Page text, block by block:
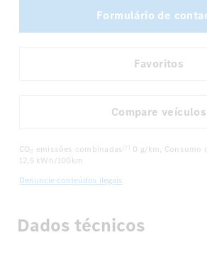
Dados técnicos
Formulário de
Favoritos
Compare veículos
CO2 emissões combinadas [7] 0 g/km, Consumo
12,5 kWh/100km
Denuncie conteúdos ilegais